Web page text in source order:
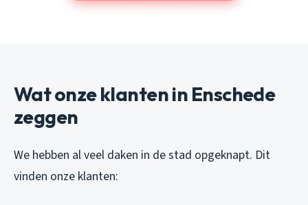
Wat onze klanten in Enschede
zeggen
We hebben al veel daken in de stad opgeknapt. Dit
vinden onze klanten: